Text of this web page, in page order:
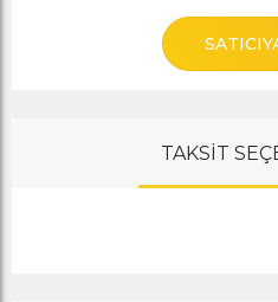
TAKSİT